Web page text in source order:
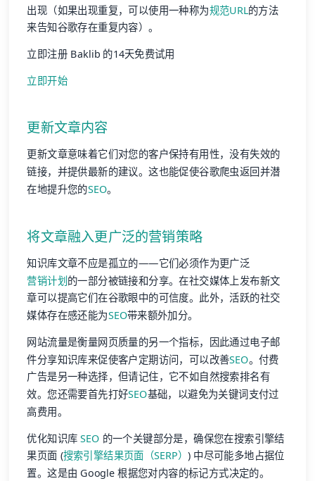
出现（如果出现重复，可以使用一种称为规范URL的方法
来告知谷歌存在重复内容）。
立即注册 Baklib 的14天免费试用
立即开始
更新文章内容
更新文章意味着它们对您的客户保持有用性，没有失效的
链接，并提供最新的建议。这也能促使谷歌爬虫返回并潜
在地提升您的SEO。
将文章融入更广泛的营销策略
知识库文章不应是孤立的——它们必须作为更广泛
营销计划的一部分被链接和分享。在社交媒体上发布新文
章可以提高它们在谷歌眼中的可信度。此外，活跃的社交
媒体存在感还能为SEO带来额外加分。
网站流量是衡量网页质量的另一个指标，因此通过电子邮
件分享知识库来促使客户定期访问，可以改善SEO。付费
广告是另一种选择，但请记住，它不如自然搜索排名有
效。您还需要首先打好SEO基础，以避免为关键词支付过
高费用。
优化知识库SEO 的一个关键部分是，确保您在搜索引擎结
果页面 (搜索引擎结果页面（SERP）) 中尽可能多地占据位
置。这是由 Google 根据您对内容的标记方式决定的。